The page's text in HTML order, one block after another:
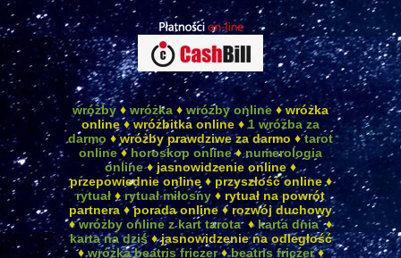
wróżby ♦ wróżka ♦ wróżby online ♦ wróżka
online ♦ wróżbitka online ♦ 1 wróżba za
darmo ♦ wróżby prawdziwe za darmo ♦tarot
online♦horoskop online♦numerologia
online♦ jasnowidzenie online ♦
przepowiednie online ♦ przyszłość online ♦
rytuał ♦rytuał miłosny ♦ rytuał na powrót
partnera ♦ porada online ♦ rozwój duchowy
♦wróżby online z kart tarota♦karta dnia♦
karta na dziś♦ jasnowidzenie na odległość
♦wróżka beatris friczer♦beatris friczer♦